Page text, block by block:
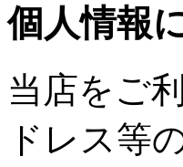
個人情報
当店をご
ドレス等